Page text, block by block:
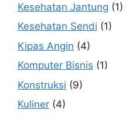
Kesehatan Jantung (1)
Kesehatan Sendi (1)
Kipas Angin (4)
Komputer Bisnis (1)
Konstruksi (9)
Kuliner (4)